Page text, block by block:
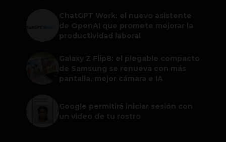
ChatGPT Work: el nuevo asistente
de OpenAI que promete mejorar la
productividad laboral
Galaxy Z Flip8: el plegable compacto
de Samsung se renueva con más
pantalla, mejor cámara e IA
Google permitirá iniciar sesión con
un video de tu rostro